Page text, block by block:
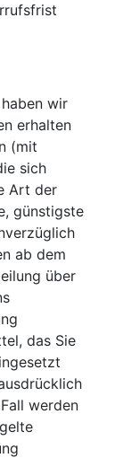
wir
erhalten
(mit
sich
Art der
günstigste
ab dem
über
das Sie
werden